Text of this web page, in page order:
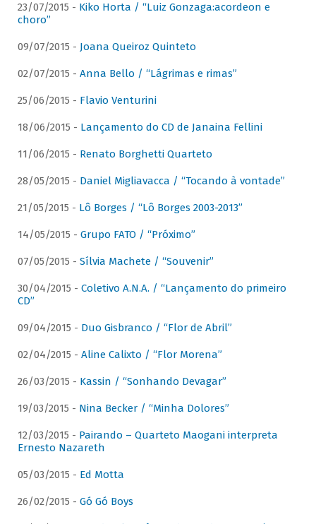
23/07/2015 - Kiko Horta / “Luiz Gonzaga:acordeon e
choro”
09/07/2015 - Joana Queiroz Quinteto
02/07/2015 - Anna Bello / “Lágrimas e rimas”
25/06/2015 - Flavio Venturini
18/06/2015 - Lançamento do CD de Janaina Fellini
11/06/2015 - Renato Borghetti Quarteto
28/05/2015 - Daniel Migliavacca / “Tocando à vontade”
21/05/2015 - Lô Borges / “Lô Borges 2003-2013”
14/05/2015 - Grupo FATO / “Próximo”
07/05/2015 - Sílvia Machete / “Souvenir”
30/04/2015 - Coletivo A.N.A. / “Lançamento do primeiro
CD”
09/04/2015 - Duo Gisbranco / “Flor de Abril”
02/04/2015 - Aline Calixto / “Flor Morena”
26/03/2015 - Kassin / “Sonhando Devagar”
19/03/2015 - Nina Becker / “Minha Dolores”
12/03/2015 - Pairando – Quarteto Maogani interpreta
Ernesto Nazareth
05/03/2015 - Ed Motta
26/02/2015 - Gó Gó Boys